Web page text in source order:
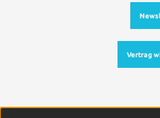
Vertrag